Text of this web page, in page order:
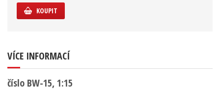
KOUPIT
VÍCE INFORMACÍ
číslo BW-15, 1:15